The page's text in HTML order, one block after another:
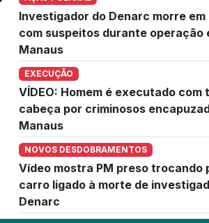
Investigador do Denarc morre
com suspeitos durante operação
Manaus
EXECUÇÃO
VÍDEO: Homem é executado com
cabeça por criminosos
Manaus
NOVOS DESDOBRAMENTOS
Vídeo mostra PM preso trocando
carro ligado à morte de
Denarc